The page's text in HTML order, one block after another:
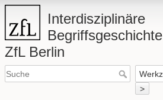
Interdisziplinäre
Begriffsgeschichte
ZfL Berlin
>